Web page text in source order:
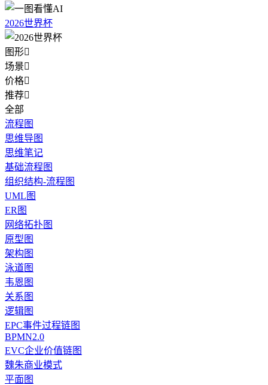
2026世界杯
图形
场景
价格
推荐
全部
流程图
思维导图
思维笔记
基础流程图
组织结构-流程图
UML图
ER图
网络拓扑图
原型图
架构图
泳道图
韦恩图
关系图
逻辑图
EPC事件过程链图
BPMN2.0
EVC企业价值链图
魏朱商业模式
平面图